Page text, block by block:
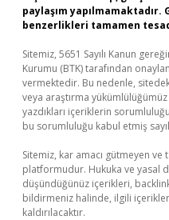
paylaşım
benzerlikleri tamamen
Sitemiz, 5651 Sayılı Kanun
Kurumu (BTK) tarafından
vermektedir. Bu nedenle,
veya araştırma
yazdıkları içeriklerin
bu sorumluluğu kabul etmiş
Sitemiz, kar amacı gütmeyen
platformudur. Hukuka ve yasal
düşündüğünüz içerikleri,
bildirmeniz halinde, ilgili
kaldırılacaktır.